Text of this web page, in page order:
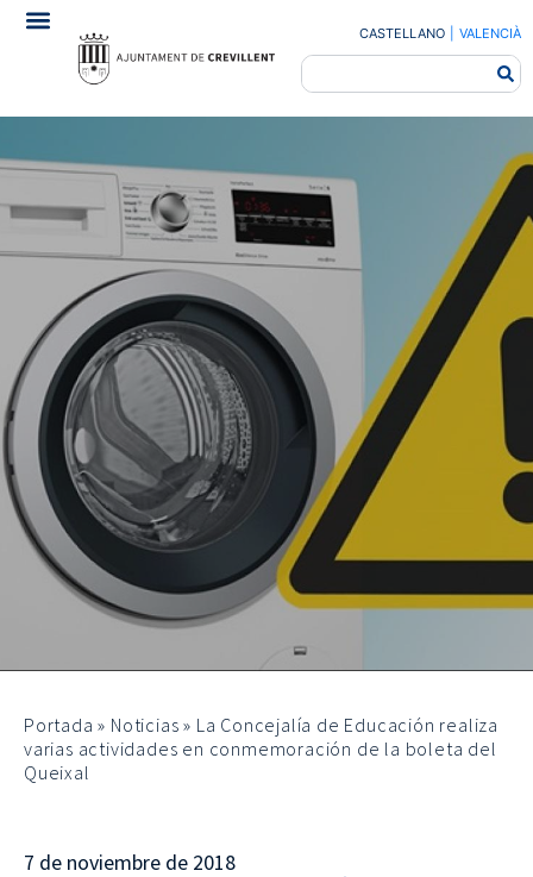
CASTELLANO VALENCIÀ
Portada » Noticias » La Concejalía de Educación realiza
varias actividades en conmemoración de la boleta del
Queixal
7 de noviembre de 2018